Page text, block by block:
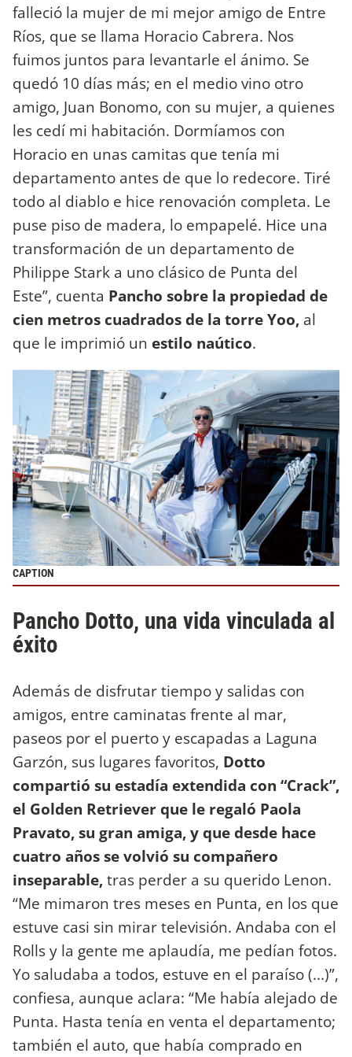
falleció la mujer de mi mejor amigo de Entre
Ríos, que se llama Horacio Cabrera. Nos
fuimos juntos para levantarle el ánimo. Se
quedó 10 días más; en el medio vino otro
amigo, Juan Bonomo, con su mujer, a quienes
les cedí mi habitación. Dormíamos con
Horacio en unas camitas que tenía mi
departamento antes de que lo redecore. Tiré
todo al diablo e hice renovación completa. Le
puse piso de madera, lo empapelé. Hice una
transformación de un departamento de
Philippe Stark a uno clásico de Punta del
Este”, cuenta Pancho sobre la propiedad de
cien metros cuadrados de la torre Yoo, al
que le imprimió un estilo naútico.
CAPTION
Pancho Dotto, una vida vinculada al
éxito
Además de disfrutar tiempo y salidas con
amigos, entre caminatas frente al mar,
paseos por el puerto y escapadas a Laguna
Garzón, sus lugares favoritos, Dotto
compartió su estadía extendida con “Crack”,
el Golden Retriever que le regaló Paola
Pravato, su gran amiga, y que desde hace
cuatro años se volvió su compañero
inseparable,tras perder a su querido Lenon.
“Me mimaron tres meses en Punta, en los que
estuve casi sin mirar televisión. Andaba con el
Rolls y la gente me aplaudía, me pedían fotos.
Yo saludaba a todos, estuve en el paraíso (...)”,
confiesa, aunque aclara: “Me había alejado de
Punta. Hasta tenía en venta el departamento;
también el auto, que había comprado en